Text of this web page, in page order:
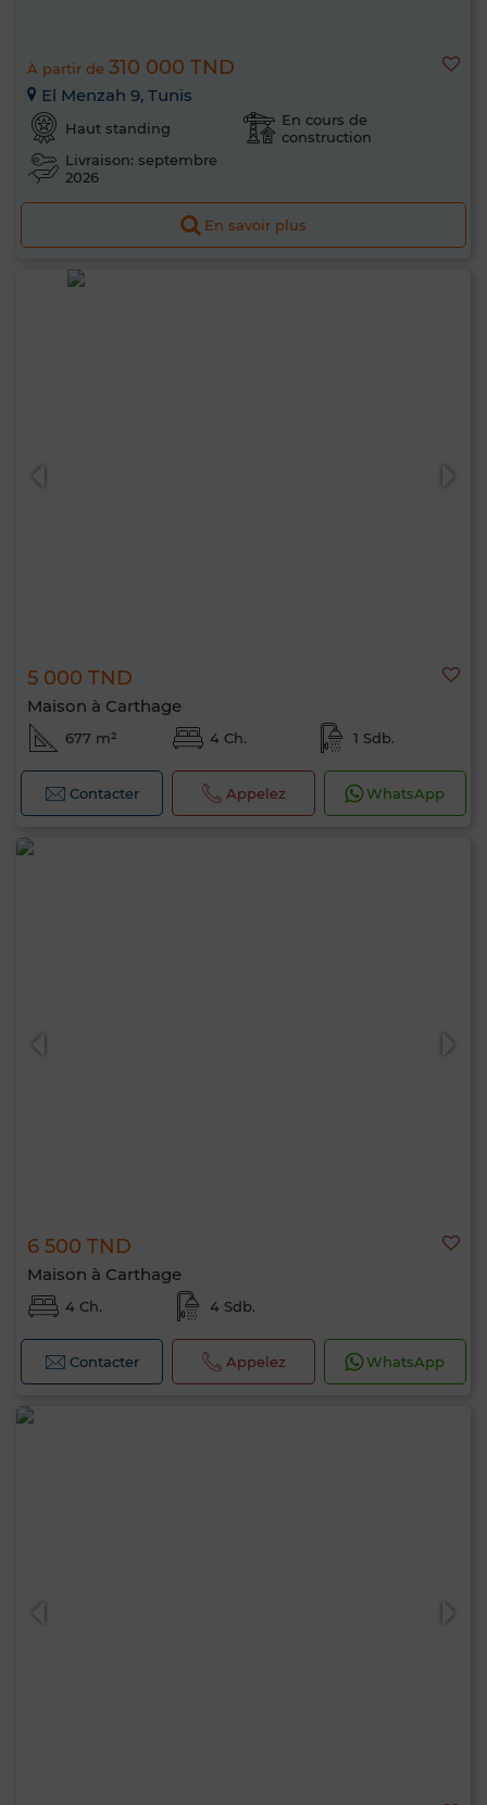
À partir de 310 000 TND
El Menzah 9, Tunis
Haut standing
En cours de
construction
Livraison: septembre
2026
En savoir plus
5 000 TND
Maison à Carthage
677 m² 4 Ch. 1 Sdb.
Contacter Appelez WhatsApp
6 500 TND
Maison à Carthage
4 Ch. 4 Sdb.
Contacter Appelez WhatsApp